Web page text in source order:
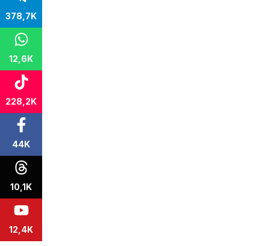
378,7K
12,6K
228,2K
44K
10,1K
12,4K